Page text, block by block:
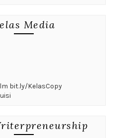
Media
bit.ly/KelasCopy